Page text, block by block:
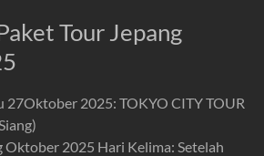
Tour Jepang
2025: TOKYO CITY TOUR
Oktober 2025 Hari Kelima: Setelah